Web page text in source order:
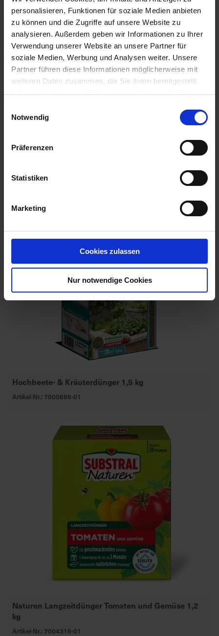
personalisieren, Funktionen für soziale Medien anbieten
zu können und die Zugriffe auf unsere Website zu
analysieren. Außerdem geben wir Informationen zu Ihrer
Verwendung unserer Website an unsere Partner für
soziale Medien, Werbung und Analysen weiter. Unsere
Partner führen diese Informationen möglicherweise mit
weiteren Daten zusammen, die Sie ihnen bereitgestellt
haben oder die sie im Rahmen Ihrer Nutzung der Dienste
Notwendig
Präferenzen
Statistiken
Marketing
Cookies zulassen
Nur notwendige Cookies
Hochbeete- & Kräuterdünger 1,5 kg
Artikel-Nr.: 7000886-01
Naturen Langzeitdünger Tomaten und Gemüse 1,2
kg
Artikel-Nr.: 7004316-01